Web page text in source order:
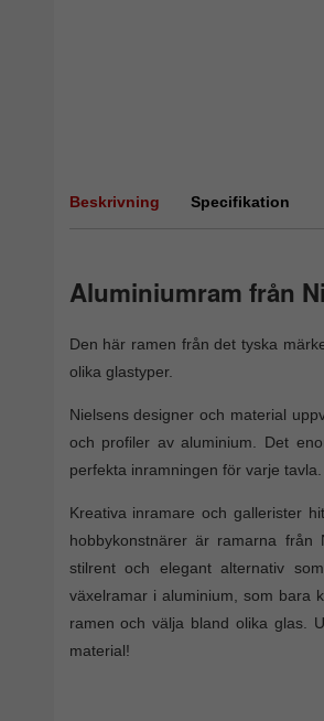
Beskrivning Specifikation
Aluminiumram från
Den här ramen från det tyska
olika glastyper.
Nielsens designer och material
och profiler av aluminium. Det
perfekta inramningen för varje tavla.
Kreativa inramare och gallerister
hobbykonstnärer är ramarna från
stilrent och elegant alternativ
växelramar i aluminium, som bara
ramen och välja bland olika glas.
material!